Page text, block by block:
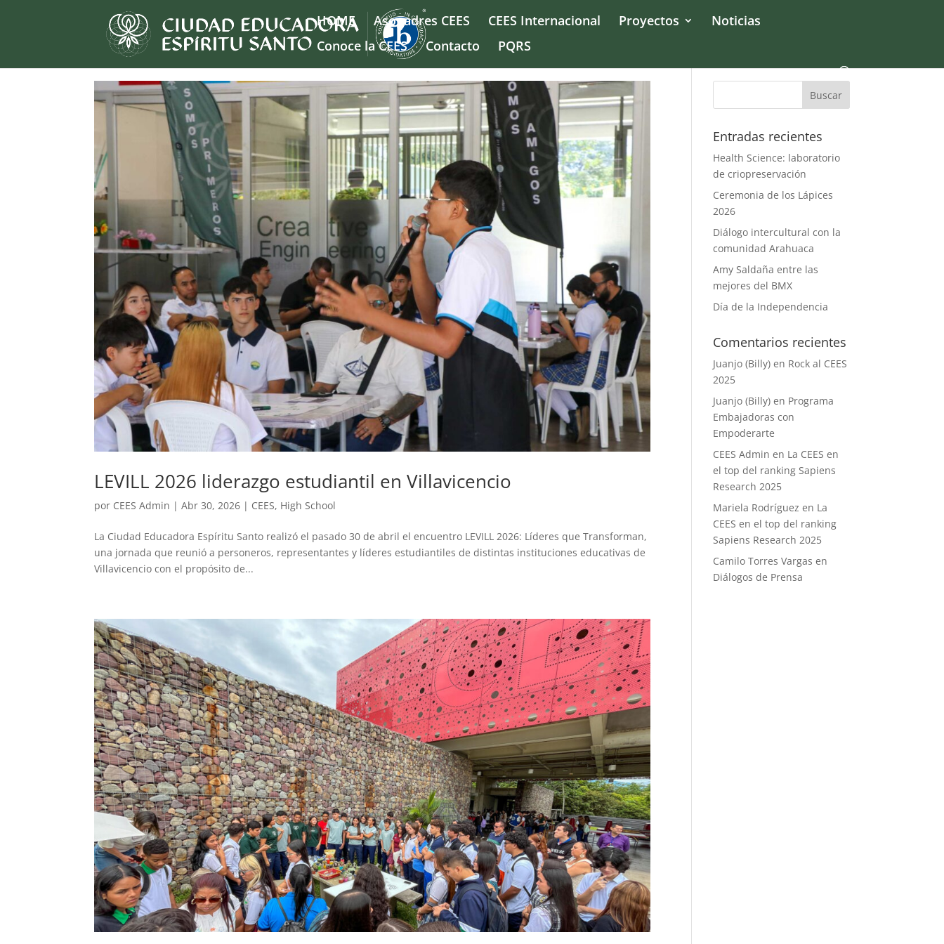
HOME Asopadres CEES CEES Internacional Proyectos
Noticias
Conoce la CEES
Contacto PQRS
LEVILL 2026 liderazgo estudiantil en Villavicencio
por CEES Admin |Abr 30, 2026 | CEES, High School
La Ciudad Educadora Espíritu Santo realizó el pasado 30 de abril el encuentro LEVILL 2026: Líderes que Transforman,
una jornada que reunió a personeros, representantes y líderes estudiantiles de distintas instituciones educativas de
Villavicencio con el propósito de...
Entradas recientes
Health Science: laboratorio
de criopreservación
Ceremonia de los Lápices
2026
Diálogo intercultural con la
comunidad Arahuaca
Amy Saldaña entre las
mejores del BMX
Día de la Independencia
Comentarios recientes
Juanjo (Billy) en Rock al CEES
2025
Juanjo (Billy) en Programa
Embajadoras con
Empoderarte
CEES Admin en La CEES en
el top del ranking Sapiens
Research 2025
Mariela Rodríguez en La
CEES en el top del ranking
Sapiens Research 2025
Camilo Torres Vargas en
Diálogos de Prensa